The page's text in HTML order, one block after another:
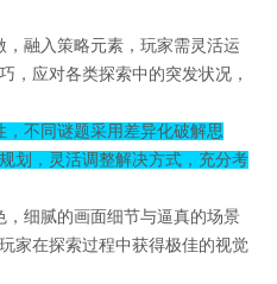
融入策略元素，玩家需灵活运
，应对各类探索中的突发状况，
不同谜题采用差异化破解思
划，灵活调整解决方式，充分考
细腻的画面细节与逼真的场景
家在探索过程中获得极佳的视觉